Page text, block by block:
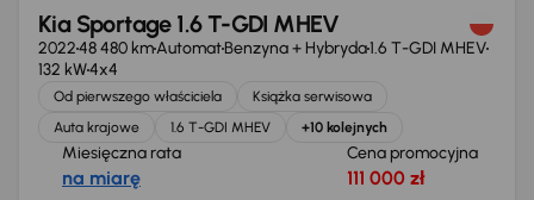
Kia Sportage 1.6 T-GDI MHEV
202248 480 kmAutomatBenzyna + Hybryda1.6 T-GDI MHEV
132 kW4x4
Od pierwszego właściciela
Książka serwisowa
Auta krajowe
1.6 T-GDI MHEV +10 kolejnych
Miesięczna rata
na miarę
Cena promocyjna
111 000 zł